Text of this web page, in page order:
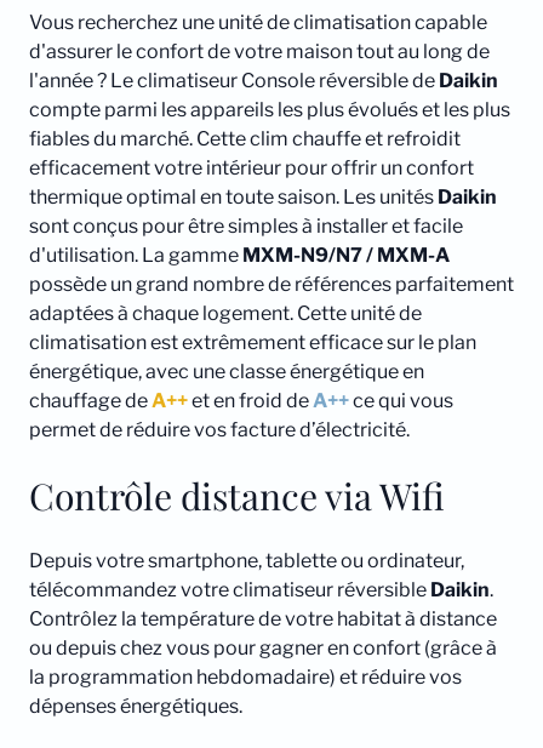
Vous recherchez une unité de climatisation capable
d'assurer le confort de votre maison tout au long de
l'année ? Le climatiseur Console réversible de Daikin
compte parmi les appareils les plus évolués et les plus
fiables du marché. Cette clim chauffe et refroidit
efficacement votre intérieur pour offrir un confort
thermique optimal en toute saison. Les unités Daikin
sont conçus pour être simples à installer et facile
d'utilisation. La gamme MXM-N9/N7 / MXM-A
possède un grand nombre de références parfaitement
adaptées à chaque logement. Cette unité de
climatisation est extrêmement efficace sur le plan
énergétique, avec une classe énergétique en
chauffage deA++et en froid deA++ce qui vous
permet de réduire vos facture d’électricité.
Contrôle distance via Wifi
Depuis votre smartphone, tablette ou ordinateur,
télécommandez votre climatiseur réversible Daikin.
Contrôlez la température de votre habitat à distance
ou depuis chez vous pour gagner en confort (grâce à
la programmation hebdomadaire) et réduire vos
dépenses énergétiques.